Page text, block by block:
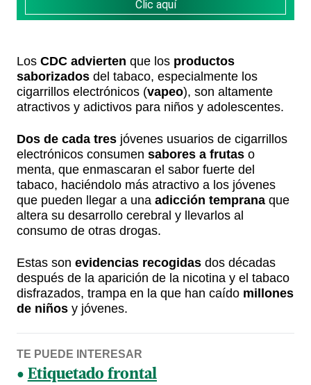
Clic aquí
Los CDC advierten que los productos
saborizados del tabaco, especialmente los
cigarrillos electrónicos (vapeo), son altamente
atractivos y adictivos para niños y adolescentes.
Dos de cada tres jóvenes usuarios de cigarrillos
electrónicos consumen sabores a frutas o
menta, que enmascaran el sabor fuerte del
tabaco, haciéndolo más atractivo a los jóvenes
que pueden llegar a una adicción temprana que
altera su desarrollo cerebral y llevarlos al
consumo de otras drogas.
Estas son evidencias recogidas dos décadas
después de la aparición de la nicotina y el tabaco
disfrazados, trampa en la que han caído millones
de niños y jóvenes.
TE PUEDE INTERESAR
Etiquetado frontal